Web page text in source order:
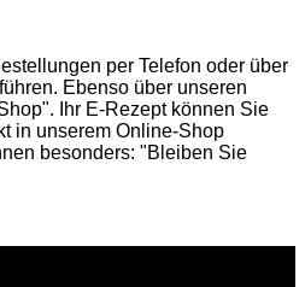
per Telefon oder über
Ebenso über unseren
. Ihr E-Rezept können Sie
in unserem Online-Shop
besonders: "Bleiben Sie